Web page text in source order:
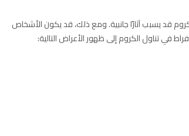
قد يسبب آثارًا جانبية. ومع ذلك، قد يكون الأشخاص
في تناول الكروم إلى ظهور الأعراض التالية: